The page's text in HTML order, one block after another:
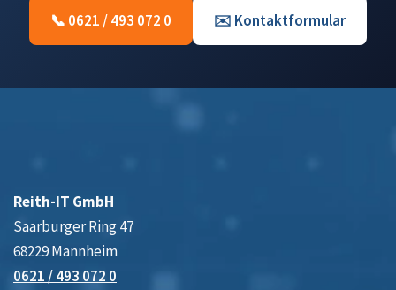
📞 0621 / 493 072 0 ✉️ Kontaktformular
Reith-IT GmbH
Saarburger Ring 47
68229 Mannheim
0621 / 493 072 0